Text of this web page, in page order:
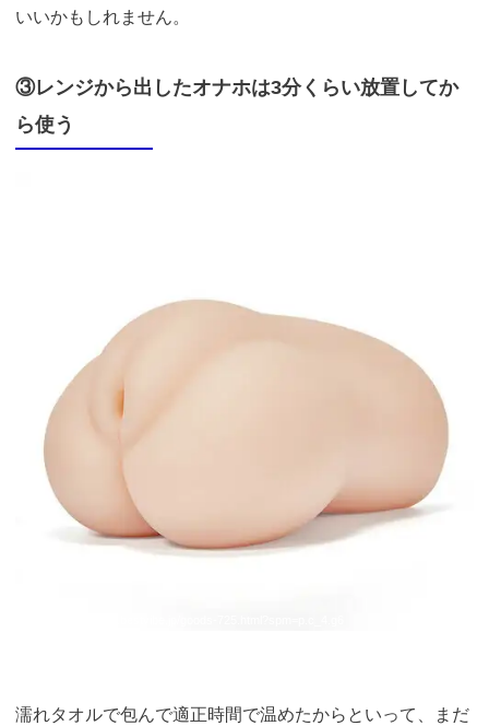
いいかもしれません。
③レンジから出したオナホは3分くらい放置してか
ら使う
濡れタオルで包んで適正時間で温めたからといって、まだ